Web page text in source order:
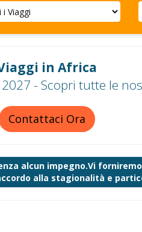
in Africa
- Scopri tutte le
Contattaci Ora
alcun impegno.Vi
alla stagionalità e